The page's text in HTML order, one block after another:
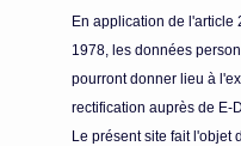
En application de l'article
1978, les données
pourront donner lieu à
rectification auprès de E-
Le présent site fait l'objet